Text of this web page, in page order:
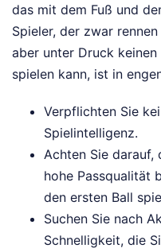
das mit dem Fuß und
Spieler, der zwar
aber unter Druck
spielen kann, ist in
Verpflichten Sie
Spielintelligenz.
Achten Sie darauf,
hohe Passqualität
den ersten Ball
Suchen Sie nach
Schnelligkeit, die